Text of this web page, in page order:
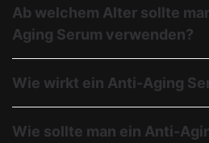
Ab welchem Alter sollte
Aging Serum verwenden?
Wie wirkt ein Anti-Aging
Wie sollte man ein Anti-